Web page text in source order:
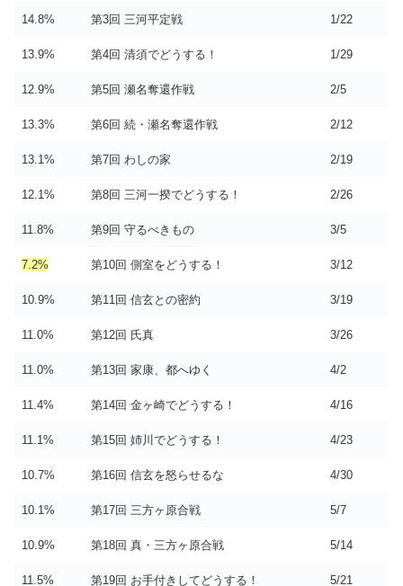
14.8% 第3回 三河平定戦 1/22
13.9% 第4回 清須でどうする！ 1/29
12.9% 第5回 瀬名奪還作戦 2/5
13.3% 第6回 続・瀬名奪還作戦 2/12
13.1% 第7回 わしの家 2/19
12.1% 第8回 三河一揆でどうする！ 2/26
11.8% 第9回 守るべきもの 3/5
7.2% 第10回 側室をどうする！ 3/12
10.9% 第11回 信玄との密約 3/19
11.0% 第12回 氏真 3/26
11.0% 第13回 家康、都へゆく 4/2
11.4% 第14回 金ヶ崎でどうする！ 4/16
11.1% 第15回 姉川でどうする！ 4/23
10.7% 第16回 信玄を怒らせるな 4/30
10.1% 第17回 三方ヶ原合戦 5/7
10.9% 第18回 真・三方ヶ原合戦 5/14
11.5% 第19回 お手付きしてどうする！ 5/21